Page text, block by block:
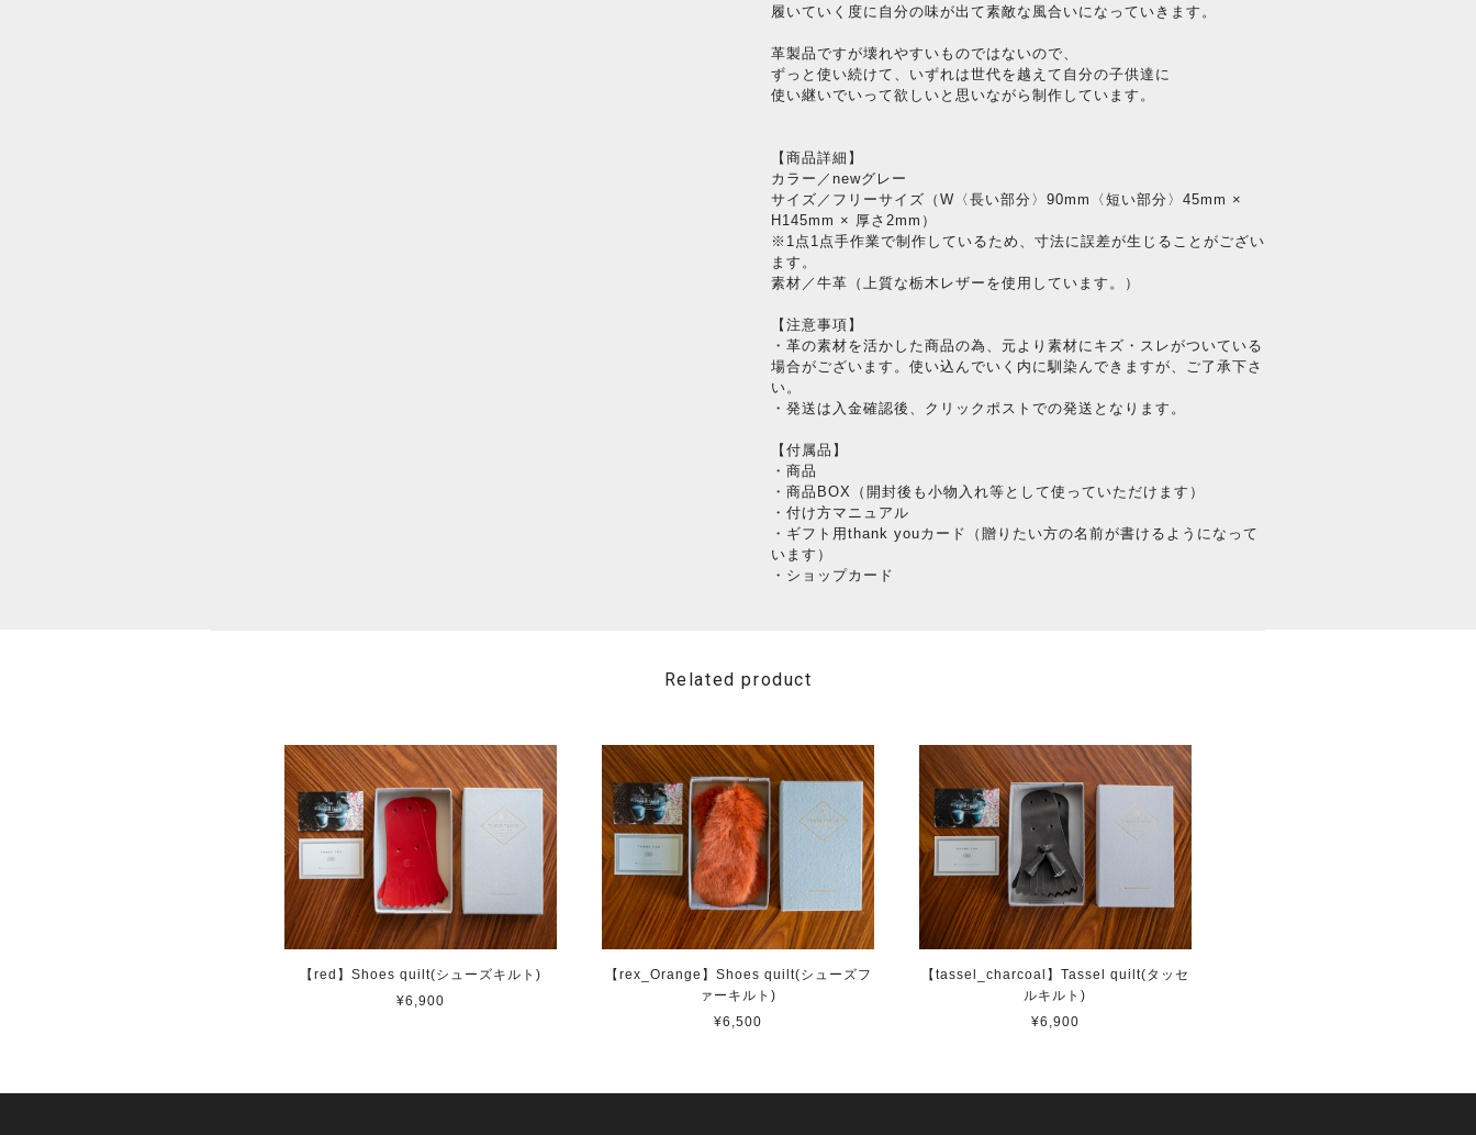
履いていく度に自分の味が出て素敵な風合いになっていきます。
革製品ですが壊れやすいものではないので、
ずっと使い続けて、いずれは世代を越えて自分の子供達に
使い継いでいって欲しいと思いながら制作しています。
【商品詳細】
カラー／newグレー
サイズ／フリーサイズ（W〈長い部分〉90mm〈短い部分〉45mm ×
H145mm × 厚さ2mm）
※1点1点手作業で制作しているため、寸法に誤差が生じることがござい
ます。
素材／牛革（上質な栃木レザーを使用しています。）
【注意事項】
・革の素材を活かした商品の為、元より素材にキズ・スレがついている
場合がございます。使い込んでいく内に馴染んできますが、ご了承下さ
い。
・発送は入金確認後、クリックポストでの発送となります。
【付属品】
・商品
・商品BOX（開封後も小物入れ等として使っていただけます）
・付け方マニュアル
・ギフト用thank youカード（贈りたい方の名前が書けるようになって
います）
・ショップカード
Related product
【red】Shoes quilt(シューズキルト)
¥6,900
【rex_Orange】Shoes quilt(シューズフ
ァーキルト)
¥6,500
【tassel_charcoal】Tassel quilt(タッセ
ルキルト)
¥6,900